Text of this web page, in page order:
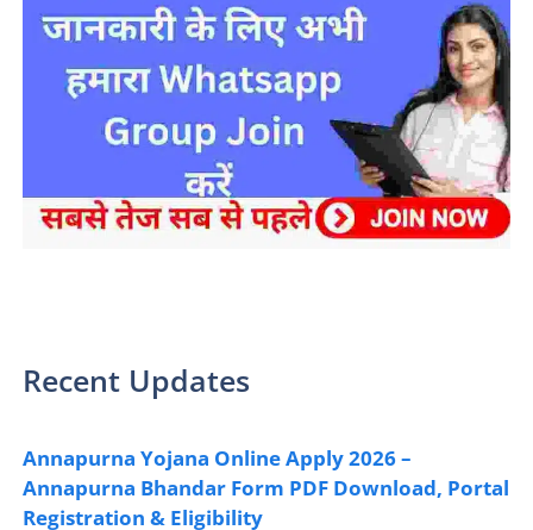
Recent Updates
Annapurna Yojana Online Apply 2026 –
Annapurna Bhandar Form PDF Download, Portal
Registration & Eligibility